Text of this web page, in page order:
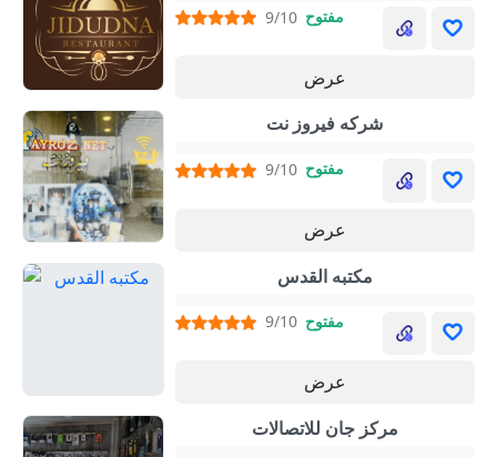
9/10 مفتوح
عرض
شركه فيروز نت
9/10 مفتوح
عرض
مكتبه القدس
9/10 مفتوح
عرض
مركز جان للاتصالات